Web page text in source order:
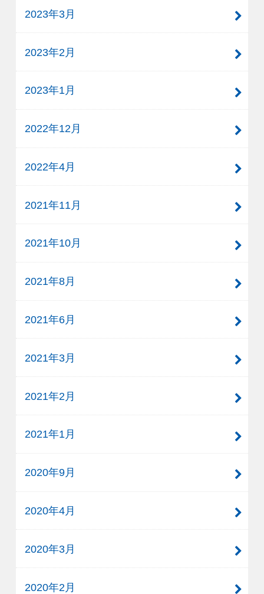
2023年3月
2023年2月
2023年1月
2022年12月
2022年4月
2021年11月
2021年10月
2021年8月
2021年6月
2021年3月
2021年2月
2021年1月
2020年9月
2020年4月
2020年3月
2020年2月